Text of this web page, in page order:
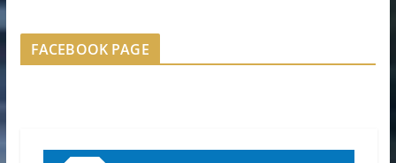
FACEBOOK PAGE